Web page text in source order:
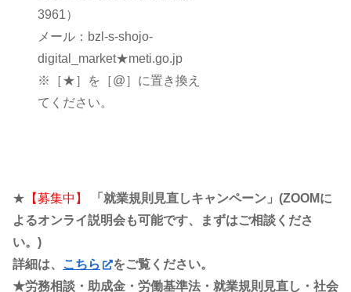
3961）
メール：bzl-s-shojo-
digital_market★meti.go.jp
※［★］を［@］に置き換え
てください。
★ 【募集中】
「就業規則見直しキャンペーン」(ZOOMに
よるオンライ説明会も可能です、まずはご相談くださ
い。)
詳細は、
こちら
をご覧ください。
★労務相談・助成金・労働基準法・就業規則見直し・社会